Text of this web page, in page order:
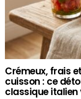
Crémeux, frais
cuisson : ce
classique italien